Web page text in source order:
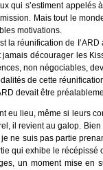
qui s’estiment
Mais tout le
motivations.
la réunification de
décourager les
non négociables,
de cette
devait être
eu lieu, même si leurs
il revient au galop.
ne suis pas partie
qui exhibe le récépissé
un moment mise en